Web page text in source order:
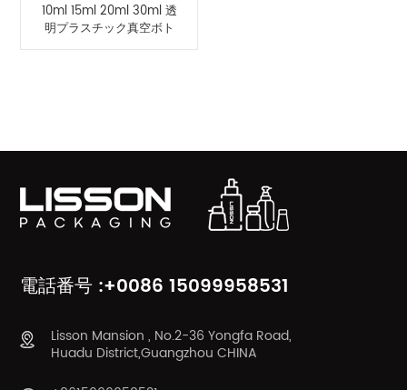
10ml 15ml 20ml 30ml 透
明プラスチック真空ボト
ル AS エアレスポンプト
電話番号 :+0086 15099958531
Lisson Mansion , No.2-36 Yongfa Road,
Huadu District,Guangzhou CHINA